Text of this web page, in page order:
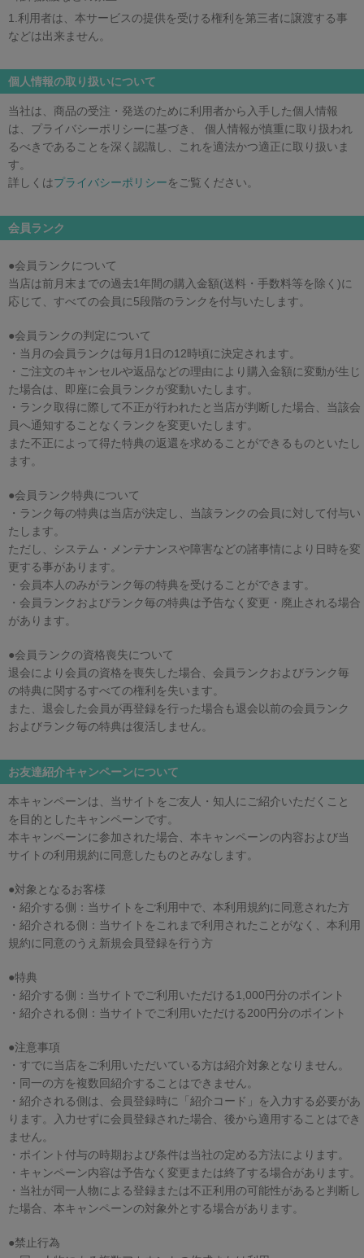
1.利用者は、本サービスの提供を受ける権利を第三者に譲渡する事
などは出来ません。
個人情報の取り扱いについて
当社は、商品の受注・発送のために利用者から入手した個人情報
は、プライバシーポリシーに基づき、 個人情報が慎重に取り扱われ
るべきであることを深く認識し、これを適法かつ適正に取り扱いま
す。
詳しくはプライバシーポリシーをご覧ください。
会員ランク
●会員ランクについて
当店は前月末までの過去1年間の購入金額(送料・手数料等を除く)に
応じて、すべての会員に5段階のランクを付与いたします。
●会員ランクの判定について
・当月の会員ランクは毎月1日の12時頃に決定されます。
・ご注文のキャンセルや返品などの理由により購入金額に変動が生じ
た場合は、即座に会員ランクが変動いたします。
・ランク取得に際して不正が行われたと当店が判断した場合、当該会
員へ通知することなくランクを変更いたします。
また不正によって得た特典の返還を求めることができるものといたし
ます。
●会員ランク特典について
・ランク毎の特典は当店が決定し、当該ランクの会員に対して付与い
たします。
ただし、システム・メンテナンスや障害などの諸事情により日時を変
更する事があります。
・会員本人のみがランク毎の特典を受けることができます。
・会員ランクおよびランク毎の特典は予告なく変更・廃止される場合
があります。
●会員ランクの資格喪失について
退会により会員の資格を喪失した場合、会員ランクおよびランク毎
の特典に関するすべての権利を失います。
また、退会した会員が再登録を行った場合も退会以前の会員ランク
およびランク毎の特典は復活しません。
お友達紹介キャンペーンについて
本キャンペーンは、当サイトをご友人・知人にご紹介いただくこと
を目的としたキャンペーンです。
本キャンペーンに参加された場合、本キャンペーンの内容および当
サイトの利用規約に同意したものとみなします。
●対象となるお客様
・紹介する側：当サイトをご利用中で、本利用規約に同意された方
・紹介される側：当サイトをこれまで利用されたことがなく、本利用
規約に同意のうえ新規会員登録を行う方
●特典
・紹介する側：当サイトでご利用いただける1,000円分のポイント
・紹介される側：当サイトでご利用いただける200円分のポイント
●注意事項
・すでに当店をご利用いただいている方は紹介対象となりません。
・同一の方を複数回紹介することはできません。
・紹介される側は、会員登録時に「紹介コード」を入力する必要があ
ります。入力せずに会員登録された場合、後から適用することはでき
ません。
・ポイント付与の時期および条件は当社の定める方法によります。
・キャンペーン内容は予告なく変更または終了する場合があります。
・当社が同一人物による登録または不正利用の可能性があると判断し
た場合、本キャンペーンの対象外とする場合があります。
●禁止行為